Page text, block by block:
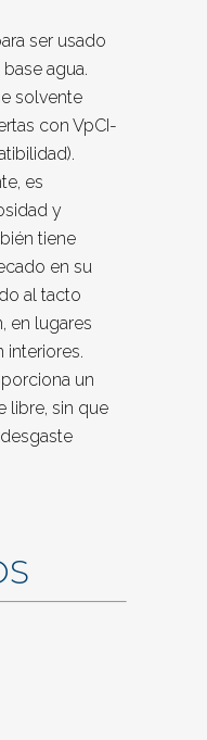
ser usado
agua.
solvente
con VpCI-
es
y
tiene
en su
al tacto
en lugares
interiores.
un
libre, sin que